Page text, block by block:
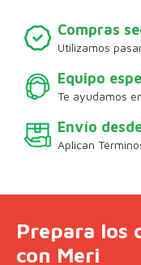
Compras
Utilizamos
Equipo
Te ayudamos
Envío
Aplican
Prepara los
con Meri